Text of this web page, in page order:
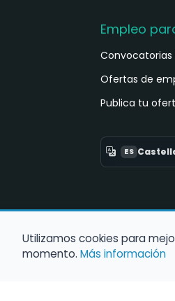
Empleo
Ofertas de
Publica tu
ES
Utilizamos cookies para
momento. Más información